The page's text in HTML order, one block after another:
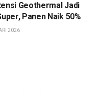
Geothermal Jadi
Panen Naik 50%
2026